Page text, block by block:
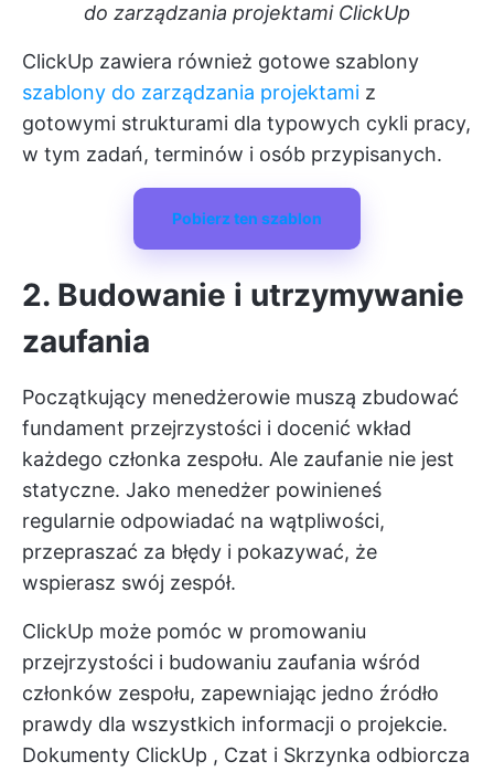
do zarządzania projektami ClickUp
ClickUp zawiera również gotowe szablony
szablony do zarządzania projektami z
gotowymi strukturami dla typowych cykli pracy,
w tym zadań, terminów i osób przypisanych.
Pobierz ten szablon
2. Budowanie i utrzymywanie
zaufania
Początkujący menedżerowie muszą zbudować
fundament przejrzystości i docenić wkład
każdego członka zespołu. Ale zaufanie nie jest
statyczne. Jako menedżer powinieneś
regularnie odpowiadać na wątpliwości,
przepraszać za błędy i pokazywać, że
wspierasz swój zespół.
ClickUp może pomóc w promowaniu
przejrzystości i budowaniu zaufania wśród
członków zespołu, zapewniając jedno źródło
prawdy dla wszystkich informacji o projekcie.
Dokumenty ClickUp , Czat i Skrzynka odbiorcza